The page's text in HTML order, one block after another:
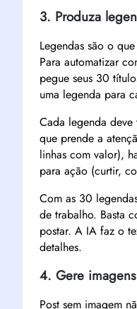
3. Produza
Legendas são o
Para automatizar
pegue seus 30
uma legenda para
Cada legenda
que prende a
linhas com valor),
para ação (curtir,
Com as 30
de trabalho. Basta
postar. A IA faz o
detalhes.
4. Gere
Post sem imagem